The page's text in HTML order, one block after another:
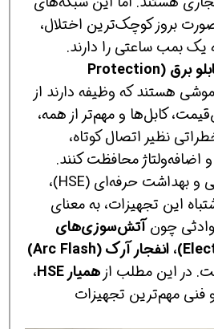
بروز کوچک‌ترین اختلال،
بمب ساعتی را دارند.
تجهیزات حفاظتی در تابلو برق (Protection
هستند که وظیفه دارند از
کابل‌ها و مهم‌تر از همه،
نظیر اتصال کوتاه،
اضافه‌ولتاژ محافظت کنند.
از دیدگاه مهندسی ایمنی و بهداشت حرفه‌ای (HSE)،
این تجهیزات، به معنای
چونآتش‌سوزی‌های
الکتریکی (Electrical Fires)، انفجار آرک (Arc Flash)
در این مطلب ازهمیار HSE
،
فنی مهم‌ترین تجهیزات